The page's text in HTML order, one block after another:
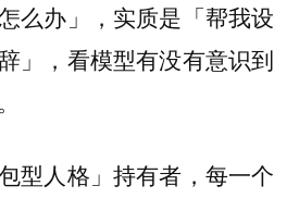
么办」，实质是「帮我设
」，看模型有没有意识到
型人格」持有者，每一个